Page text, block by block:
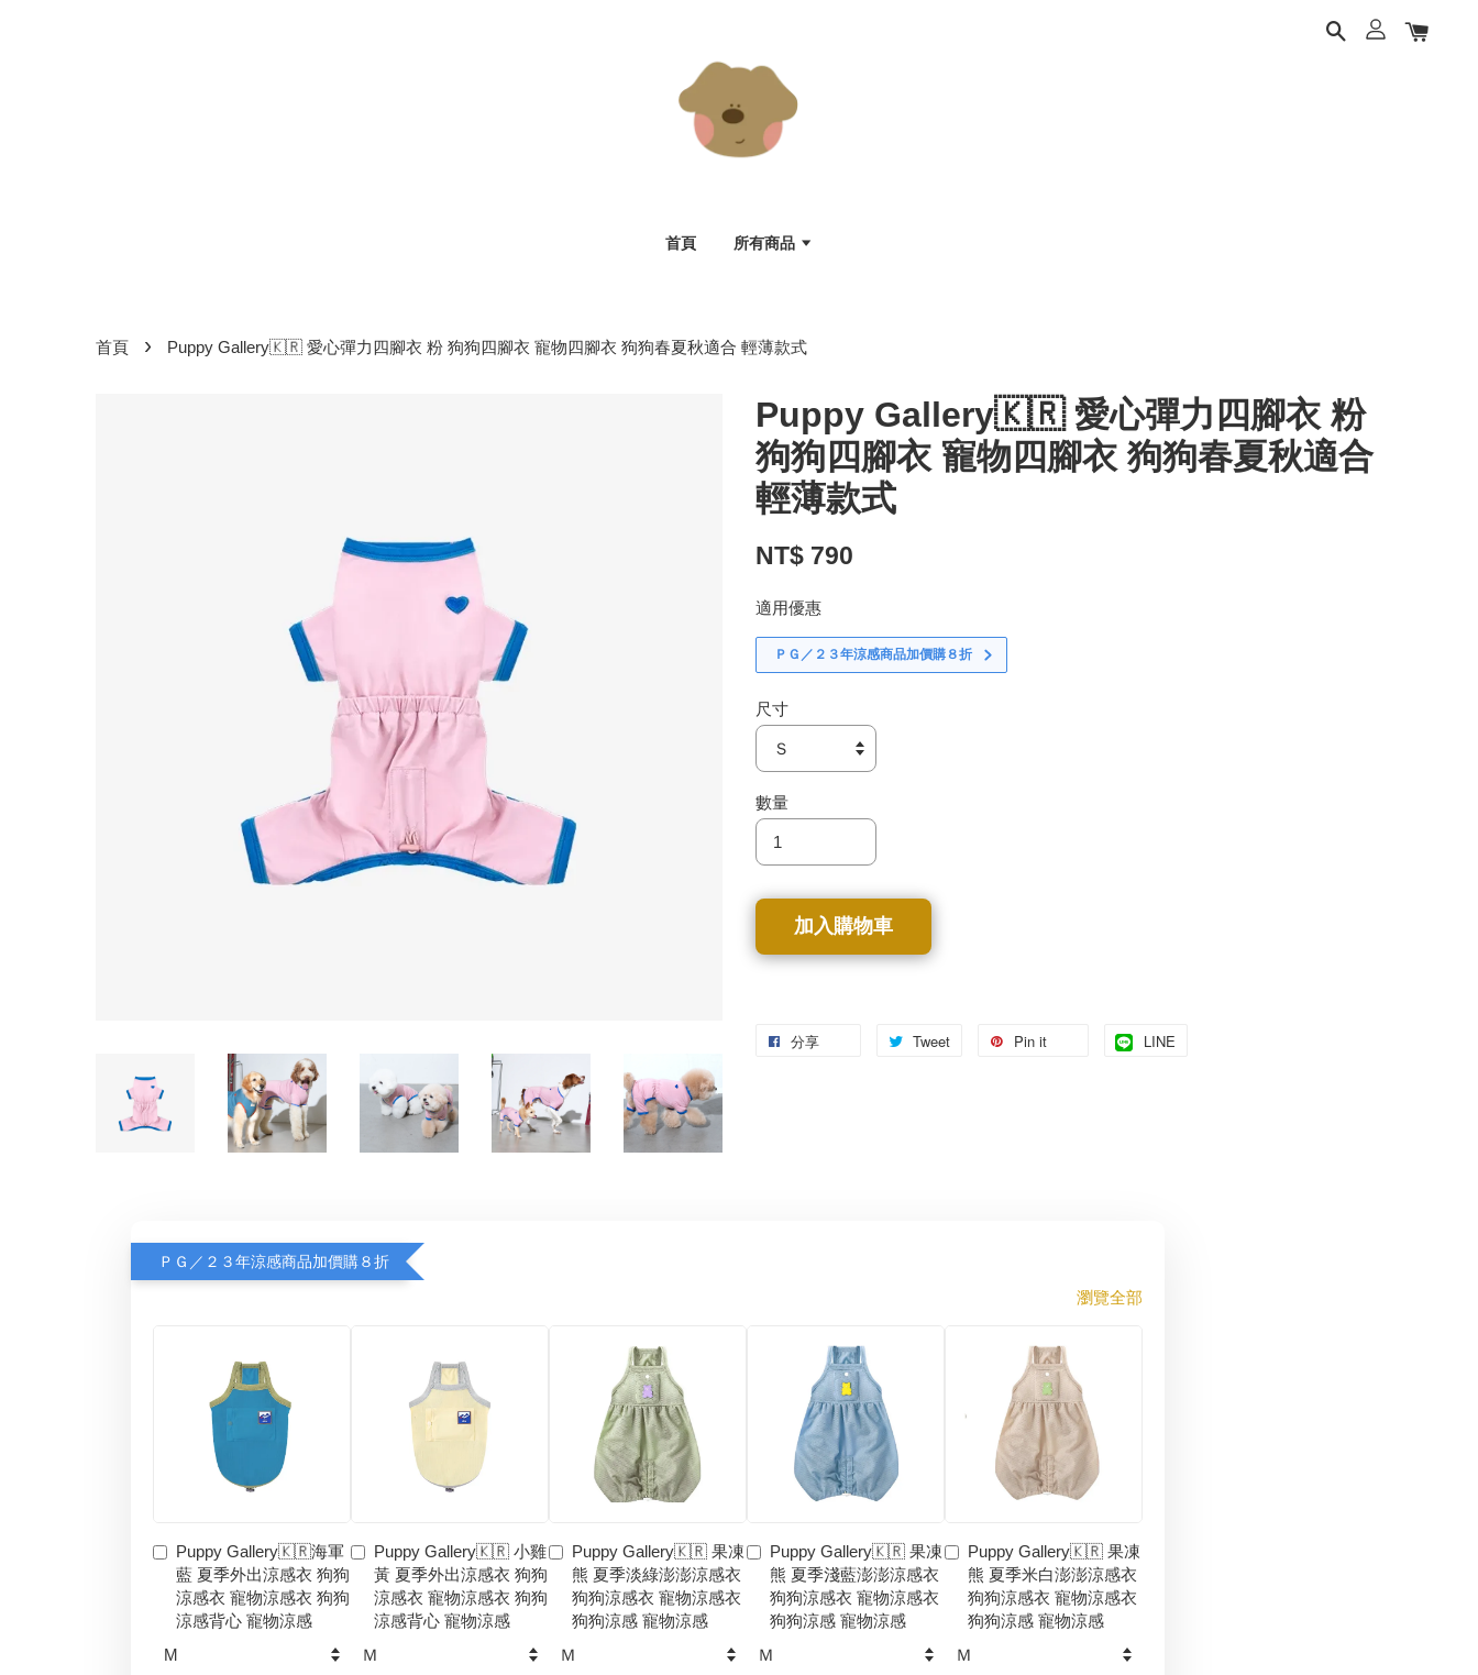
首頁 所有商品
首頁 › Puppy Gallery🇰🇷 愛心彈力四腳衣 粉 狗狗四腳衣 寵物四腳衣 狗狗春夏秋適合 輕薄款式
Puppy Gallery🇰🇷 愛心彈力四腳衣 粉
狗狗四腳衣 寵物四腳衣 狗狗春夏秋適合
輕薄款式
NT$ 790
適用優惠
ＰＧ／２３年涼感商品加價購８折
尺寸
數量
加入購物車
分享 Tweet Pin it LINE
ＰＧ／２３年涼感商品加價購８折
瀏覽全部
Puppy Gallery🇰🇷海軍
藍 夏季外出涼感衣 狗狗
涼感衣 寵物涼感衣 狗狗
涼感背心 寵物涼感
Puppy Gallery🇰🇷 小雞
黃 夏季外出涼感衣 狗狗
涼感衣 寵物涼感衣 狗狗
涼感背心 寵物涼感
Puppy Gallery🇰🇷 果凍
熊 夏季淡綠澎澎涼感衣
狗狗涼感衣 寵物涼感衣
狗狗涼感 寵物涼感
Puppy Gallery🇰🇷 果凍
熊 夏季淺藍澎澎涼感衣
狗狗涼感衣 寵物涼感衣
狗狗涼感 寵物涼感
Puppy Gallery🇰🇷 果凍
熊 夏季米白澎澎涼感衣
狗狗涼感衣 寵物涼感衣
狗狗涼感 寵物涼感